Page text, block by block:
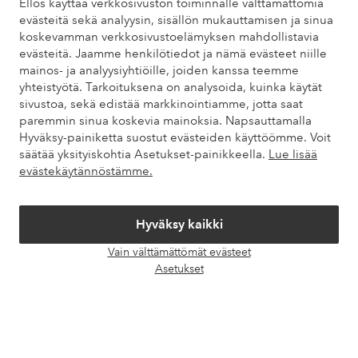
Ellos käyttää verkkosivuston toiminnalle välttämättömiä
evästeitä sekä analyysin, sisällön mukauttamisen ja sinua
koskevamman verkkosivustoelämyksen mahdollistavia
evästeitä. Jaamme henkilötiedot ja nämä evästeet niille
mainos- ja analyysiyhtiöille, joiden kanssa teemme
yhteistyötä. Tarkoituksena on analysoida, kuinka käytät
sivustoa, sekä edistää markkinointiamme, jotta saat
paremmin sinua koskevia mainoksia. Napsauttamalla
Hyväksy-painiketta suostut evästeiden käyttöömme. Voit
säätää yksityiskohtia Asetukset-painikkeella. Lue lisää
evästekäytännöstämme.
Hyväksy kaikki
Vain välttämättömät evästeet
Asetukset
Omat sivut
Tietoa Elloksesta
Palvelumme